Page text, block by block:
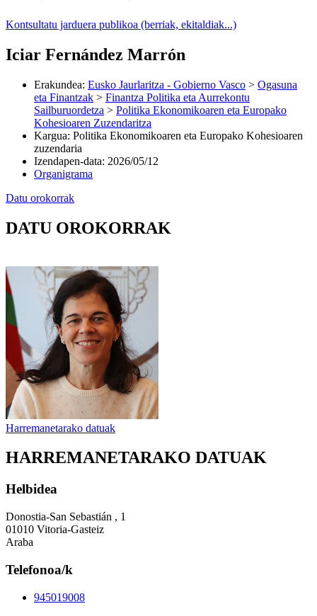
Kontsultatu jarduera publikoa (berriak, ekitaldiak...)
Iciar Fernández Marrón
Erakundea: Eusko Jaurlaritza - Gobierno Vasco > Ogasuna
eta Finantzak > Finantza Politika eta Aurrekontu
Sailburuordetza > Politika Ekonomikoaren eta Europako
Kohesioaren Zuzendaritza
Kargua: Politika Ekonomikoaren eta Europako Kohesioaren
zuzendaria
Izendapen-data: 2026/05/12
Organigrama
Datu orokorrak
DATU OROKORRAK
Harremanetarako datuak
HARREMANETARAKO DATUAK
Helbidea
Donostia-San Sebastián , 1
01010 Vitoria-Gasteiz
Araba
Telefonoa/k
945019008